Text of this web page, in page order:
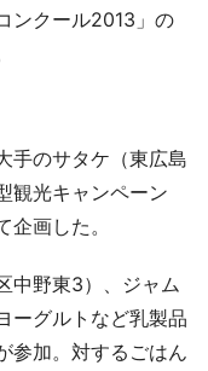
ンクール2013」の
手のサタケ（東広島
観光キャンペーン
企画した。
中野東3）、ジャム
ーグルトなど乳製品
参加。対するごはん